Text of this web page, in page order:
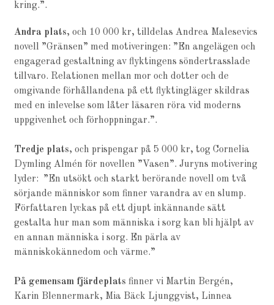
kring.”.
Andra plats, och 10 000 kr, tilldelas Andrea Malesevics
novell ”Gränsen” med motiveringen: ”En angelägen och
engagerad gestaltning av flyktingens söndertrasslade
tillvaro. Relationen mellan mor och dotter och de
omgivande förhållandena på ett flyktingläger skildras
med en inlevelse som låter läsaren röra vid moderns
uppgivenhet och förhoppningar.”.
Tredje plats, och prispengar på 5 000 kr, tog Cornelia
Dymling Almén för novellen ”Vasen”. Juryns motivering
lyder: ”En utsökt och starkt berörande novell om två
sörjande människor som finner varandra av en slump.
Författaren lyckas på ett djupt inkännande sätt
gestalta hur man som människa i sorg kan bli hjälpt av
en annan människa i sorg. En pärla av
människokännedom och värme.”
På gemensam fjärdeplats finner vi Martin Bergén,
Karin Blennermark, Mia Bäck Ljunggvist, Linnea